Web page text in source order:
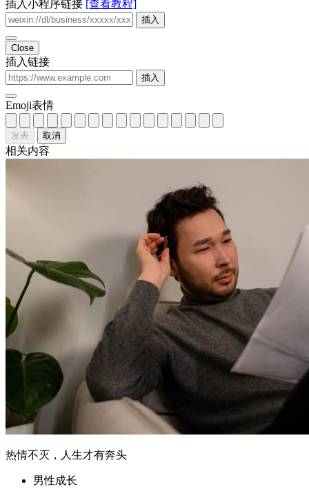
核心摘要 热情是生命能量的核心驱动力：持续的热情能提升
行动力、抗挫力和创造力，直接影响个人成长与生活质量。
科学方法可量化管理能量：通过生理节律、心理状态和社交支
持的系统性调节，可维持长期高能量水平。 场景化实践比理
论更重要：具体到职业、家庭、健康等领域的实用策略，才能
将“能量提升”转化为实际收益。 ...
2026年5月28日